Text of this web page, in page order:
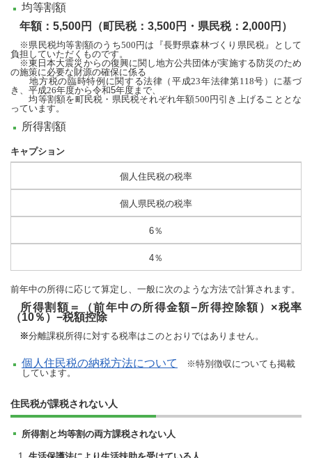
均等割額
年額：5,500円（町民税：3,500円・県民税：2,000円）
※ 県民税均等割額のうち500 円は『長野県森林づくり県民税』として
負担していただくものです。
※東日本大震災からの復興に関し地方公共団体が実施する防災のため
の施策に必要な財源の確保に係る
地方税の臨時特例に関する法律（平成23年法律第118号）に基づ
き、平成26年度から令和5年度まで、
均等割額を町民税・県民税それぞれ年額500 円引き上げることとな
っています。
所得割額
キャプション
個人住民税の税率
個人県民税の税率
6％
4％
前年中の所得に応じて算定し、一般に次のような方法で計算されます。
所得割額＝（前年中の所得金額−所得控除額）×税率
（10％）−税額控除
※分離課税所得に対する税率はこのとおりではありません。
個人住民税の納税方法について
※特別徴収についても掲載
しています。
住民税が課税されない人
所得割と均等割の両方課税されない人